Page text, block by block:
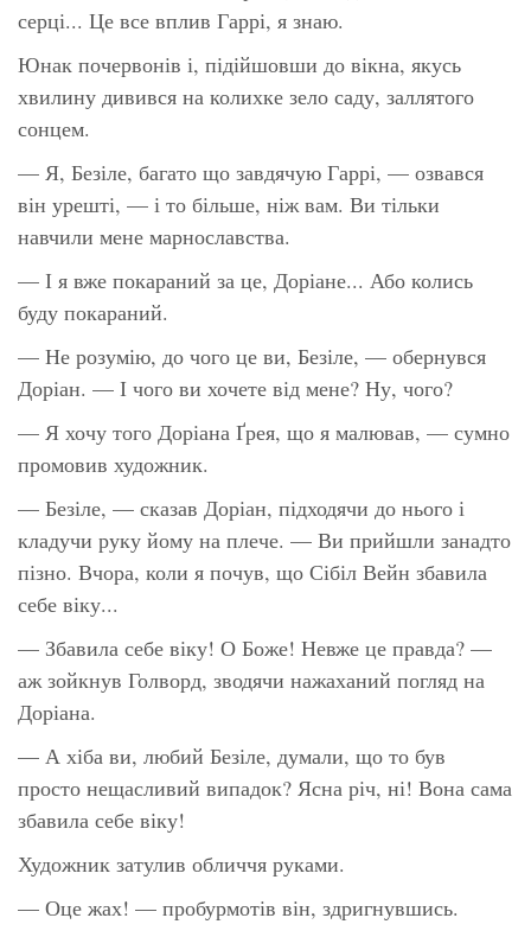
серці... Це все вплив Гаррі, я знаю.
Юнак почервонів і, підійшовши до вікна, якусь
хвилину дивився на колихке зело саду, заллятого
сонцем.
— Я, Безіле, багато що завдячую Гаррі, — озвався
він урешті, — і то більше, ніж вам. Ви тільки
навчили мене марнославства.
— І я вже покараний за це, Доріане... Або колись
буду покараний.
— Не розумію, до чого це ви, Безіле, — обернувся
Доріан. — І чого ви хочете від мене? Ну, чого?
— Я хочу того Доріана Ґрея, що я малював, — сумно
промовив художник.
— Безіле, — сказав Доріан, підходячи до нього і
кладучи руку йому на плече. — Ви прийшли занадто
пізно. Вчора, коли я почув, що Сібіл Вейн збавила
себе віку...
— Збавила себе віку! О Боже! Невже це правда? —
аж зойкнув Голворд, зводячи нажаханий погляд на
Доріана.
— А хіба ви, любий Безіле, думали, що то був
просто нещасливий випадок? Ясна річ, ні! Вона сама
збавила себе віку!
Художник затулив обличчя руками.
— Оце жах! — пробурмотів він, здригнувшись.